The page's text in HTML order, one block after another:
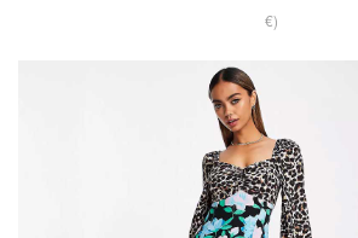
€)